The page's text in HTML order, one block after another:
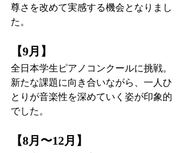
尊さを改めて実感する機会となりまし
た。
【9月】
全日本学生ピアノコンクールに挑戦。
新たな課題に向き合いながら、一人ひ
とりが音楽性を深めていく姿が印象的
でした。
【8月〜12月】